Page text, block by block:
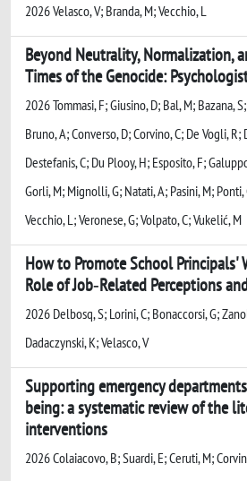
2026 Velasco, V; Branda, M; Vecchio, L
Beyond Neutrality, Normalization,
Times of the Genocide:
2026 Tommasi, F; Giusino, D; Bal, M; Bazana,
Bruno, A; Converso, D; Corvino, C; De Vogli, R;
Destefanis, C; Du Plooy, H; Esposito, F;
Gorli, M; Mignolli, G; Natati, A; Pasini, M; Ponti,
Vecchio, L; Veronese, G; Volpato, C; Vukelić, M
How to Promote School Principals'
Role of Job‐Related Perceptions
2026 Delbosq, S; Lorini, C; Bonaccorsi, G;
Dadaczynski, K; Velasco, V
Supporting emergency
being: a systematic review of the
interventions
2026 Colaiacovo, B; Suardi, E; Ceruti, M;